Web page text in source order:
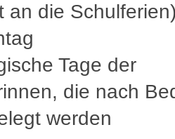
an die
Tage der
die nach
werden